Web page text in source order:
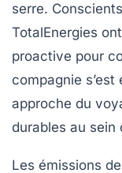
serre.
TotalEnergies
proactive pour
compagnie
approche du
durables au sein
Les émissions